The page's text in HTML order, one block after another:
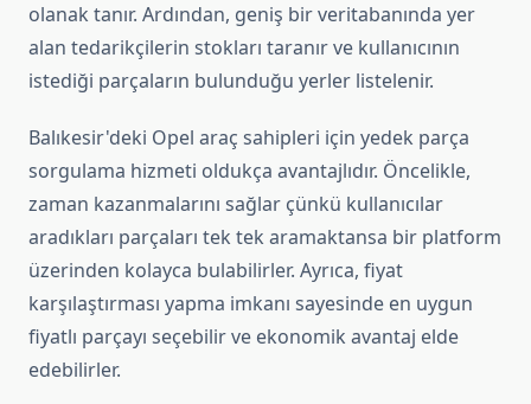
olanak tanır. Ardından, geniş bir veritabanında yer
alan tedarikçilerin stokları taranır ve kullanıcının
istediği parçaların bulunduğu yerler listelenir.
Balıkesir'deki Opel araç sahipleri için yedek parça
sorgulama hizmeti oldukça avantajlıdır. Öncelikle,
zaman kazanmalarını sağlar çünkü kullanıcılar
aradıkları parçaları tek tek aramaktansa bir platform
üzerinden kolayca bulabilirler. Ayrıca, fiyat
karşılaştırması yapma imkanı sayesinde en uygun
fiyatlı parçayı seçebilir ve ekonomik avantaj elde
edebilirler.